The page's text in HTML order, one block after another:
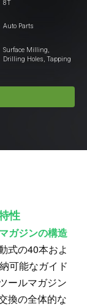
8T
Auto Parts
Surface Milling,
Drilling Holes, Tapping
性
ガジンの構造
式の40本およ
可能なガイド
ールマガジン
換の全体的な